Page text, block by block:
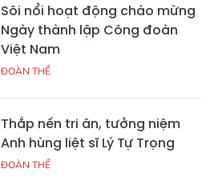
Sôi nổi hoạt động chào mừng
Ngày thành lập Công đoàn
Việt Nam
ĐOÀN THỂ
Thắp nến tri ân, tưởng niệm
Anh hùng liệt sĩ Lý Tự Trọng
ĐOÀN THỂ